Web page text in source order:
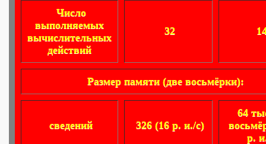
Число
выполняемых
вычислительных
действий
32
Размер памяти (две восьмёрки):
сведений 326 (16 р. и./с)
64
р.